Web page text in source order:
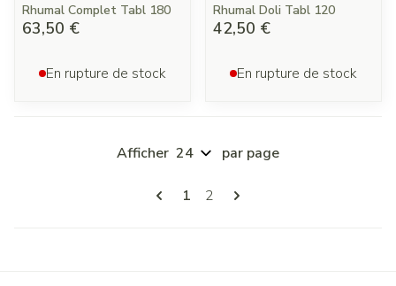
Rhumal Complet Tabl 180
63,50 €
En rupture de stock
Rhumal Doli Tabl 120
42,50 €
En rupture de stock
Pages
Vous lisez actuellement la page
1 Page
2
Afficher par page